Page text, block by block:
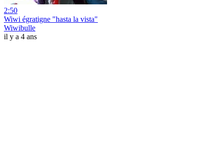
2:50
Wiwi égratigne "hasta la vista"
Wiwibulle
il y a 4 ans